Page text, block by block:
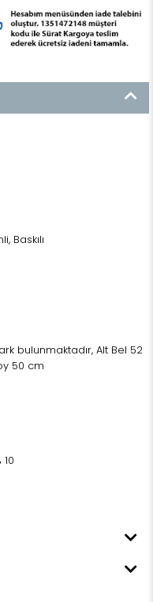
Baskılı
bulunmaktadır, Alt Bel 52
50 cm